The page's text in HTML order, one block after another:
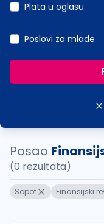
Plata u oglasu
Poslovi za mlade
Posao
(0 rezultata)
Sopot Finansijski